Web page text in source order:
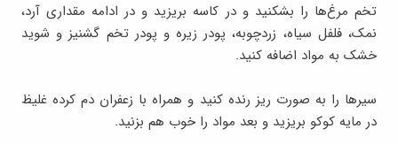
تخم مرغ‌ها را بشکنید و در کاسه بریزید و در ادامه مقداری آرد،
نمک، فلفل سیاه، زردچوبه، پودر زیره و پودر تخم گشنیز و شوید
خشک به مواد اضافه کنید.
سیرها را به صورت ریز رنده کنید و همراه با زعفران دم کرده غلیظ
در مایه کوکو بریزید و بعد مواد را خوب هم بزنید.